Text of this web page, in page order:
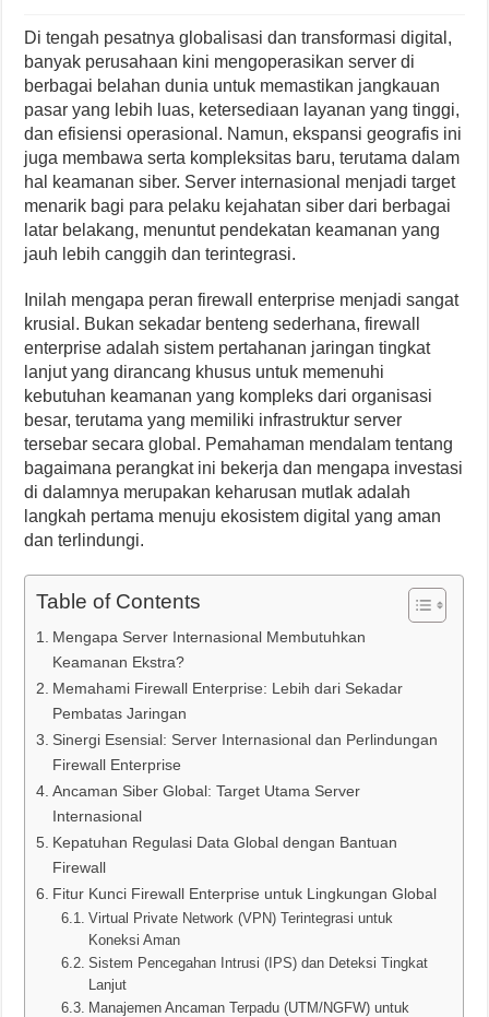
Di tengah pesatnya globalisasi dan transformasi digital,
banyak perusahaan kini mengoperasikan server di
berbagai belahan dunia untuk memastikan jangkauan
pasar yang lebih luas, ketersediaan layanan yang tinggi,
dan efisiensi operasional. Namun, ekspansi geografis ini
juga membawa serta kompleksitas baru, terutama dalam
hal keamanan siber. Server internasional menjadi target
menarik bagi para pelaku kejahatan siber dari berbagai
latar belakang, menuntut pendekatan keamanan yang
jauh lebih canggih dan terintegrasi.
Inilah mengapa peran firewall enterprise menjadi sangat
krusial. Bukan sekadar benteng sederhana, firewall
enterprise adalah sistem pertahanan jaringan tingkat
lanjut yang dirancang khusus untuk memenuhi
kebutuhan keamanan yang kompleks dari organisasi
besar, terutama yang memiliki infrastruktur server
tersebar secara global. Pemahaman mendalam tentang
bagaimana perangkat ini bekerja dan mengapa investasi
di dalamnya merupakan keharusan mutlak adalah
langkah pertama menuju ekosistem digital yang aman
dan terlindungi.
Table of Contents
Mengapa Server Internasional Membutuhkan
Keamanan Ekstra?
Memahami Firewall Enterprise: Lebih dari Sekadar
Pembatas Jaringan
Sinergi Esensial: Server Internasional dan Perlindungan
Firewall Enterprise
Ancaman Siber Global: Target Utama Server
Internasional
Kepatuhan Regulasi Data Global dengan Bantuan
Firewall
Fitur Kunci Firewall Enterprise untuk Lingkungan Global
Virtual Private Network (VPN) Terintegrasi untuk
Koneksi Aman
Sistem Pencegahan Intrusi (IPS) dan Deteksi Tingkat
Lanjut
Manajemen Ancaman Terpadu (UTM/NGFW) untuk